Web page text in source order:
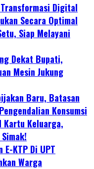
Digital
Secara Optimal
Siap Melayani
Dekat Bupati,
Mesin Jukung
Baru, Batasan
Konsumsi
Keluarga,
KTP Di UPT
Warga